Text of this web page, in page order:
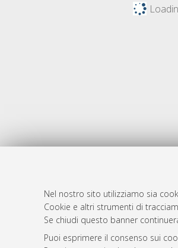
Nel nostro sito utilizziamo sia
Cookie e altri strumenti di
Se chiudi questo banner
Puoi esprimere il consenso sui
Atom
Rss 1.0